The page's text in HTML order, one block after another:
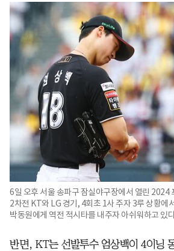
6일 오후 서울 송파구 잠실야구장에서 열린 2024
2차전 KT와 LG 경기, 4회초 1사 주자 3루 상황에
박동원에게 역전 적시타를 내주자 아쉬워하고 있
반면, KT는 선발투수 엄상백이 4이닝